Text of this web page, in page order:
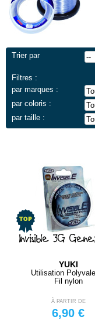
Trier par
Filtres :
par marques :
par coloris :
par taille :
Invisible 3G
YUKI
Utilisation
Fil nylon
À PARTIR DE
6,90 €